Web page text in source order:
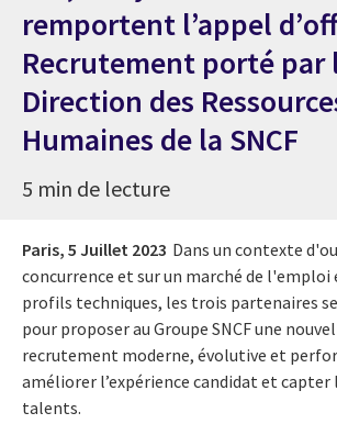
remportent l’appel
Recrutement porté par
Direction des
Humaines de la SNCF
5 min de lecture
Paris, 5 Juillet 2023 Dans un contexte
concurrence et sur un marché de l'emploi
profils techniques, les trois partenaires
pour proposer au Groupe SNCF une
recrutement moderne, évolutive et
améliorer l’expérience candidat et capter
talents.